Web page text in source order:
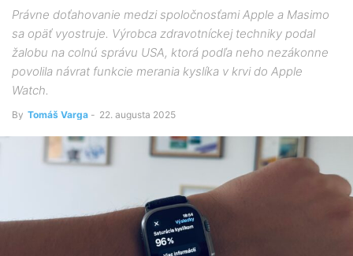
Právne doťahovanie medzi spoločnosťami Apple a Masimo
sa opäť vyostruje. Výrobca zdravotníckej techniky podal
žalobu na colnú správu USA, ktorá podľa neho nezákonne
povolila návrat funkcie merania kyslíka v krvi do Apple
Watch.
By Tomáš Varga - 22. augusta 2025